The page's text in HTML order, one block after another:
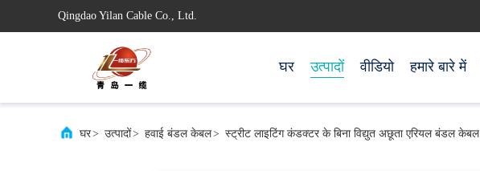
Qingdao Yilan Cable Co., Ltd.
घर उत्पादों वीडियो हमारे बारे में
घर> उत्पादों> हवाई बंडल केबल> स्ट्रीट लाइटिंग कंडक्टर के बिना विद्युत अछूता एरियल बंडल केबल